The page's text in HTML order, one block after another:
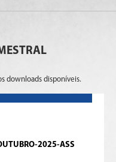
downloads disponíveis.
2025-ASS